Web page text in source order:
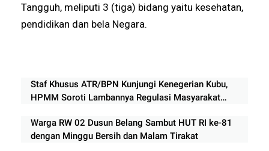
Tangguh, meliputi 3 (tiga) bidang yaitu kesehatan,
pendidikan dan bela Negara.
Staf Khusus ATR/BPN Kunjungi Kenegerian Kubu,
HPMM Soroti Lambannya Regulasi Masyarakat
Warga RW 02 Dusun Belang Sambut HUT RI ke-81
dengan Minggu Bersih dan Malam Tirakat